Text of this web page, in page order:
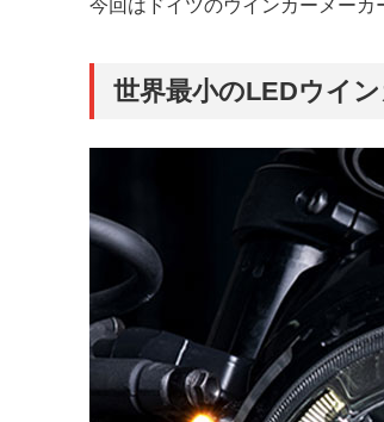
今回はドイツのウインカーメーカ
世界最小のLEDウイ